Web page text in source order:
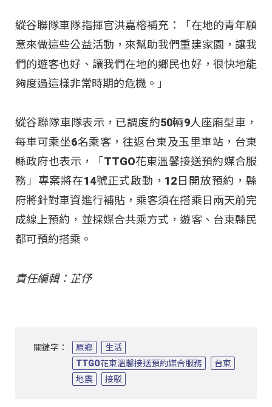
縱谷聯隊車隊指揮官洪嘉榕補充：「在地的青年願
意來做這些公益活動，來幫助我們重建家園，讓我
們的遊客也好、讓我們在地的鄉民也好，很快地能
夠度過這樣非常時期的危機。」
縱谷聯隊車隊表示，已調度約50輛9人座廂型車，
每車可乘坐6名乘客，往返台東及玉里車站，台東
縣政府也表示，「TTGO花東溫馨接送預約媒合服
務」專案將在14號正式啟動，12日開放預約，縣
府將針對車資進行補貼，乘客須在搭乘日兩天前完
成線上預約，並採媒合共乘方式，遊客、台東縣民
都可預約搭乘。
責任編輯：芷伃
關鍵字： 原鄉
生活
TTGO花東溫馨接送預約媒合服務
台東
地震
接駁